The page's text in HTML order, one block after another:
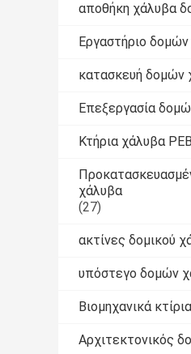
αποθήκη χάλυβα
Εργαστήριο
κατασκευή δομών
Επεξεργασία
Κτήρια χάλυβα PEB
χάλυβα
(27)
ακτίνες δομικού
υπόστεγο δομών
Βιομηχανικά
Αρχιτεκτονικός